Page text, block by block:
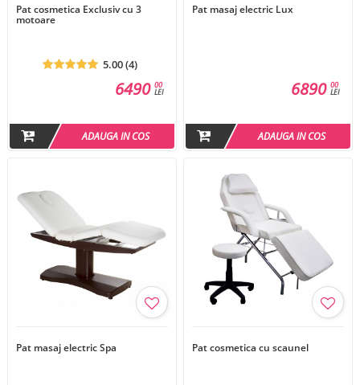
Pat cosmetica Exclusiv cu 3
motoare
5.00 (4)
00
LEI
6490
ADAUGA IN COS
Pat masaj electric Lux
00
LEI
6890
ADAUGA IN COS
Pat masaj electric Spa Pat cosmetica cu scaunel